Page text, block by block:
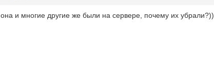
она и многие другие же были на сервере, почему их убрали?))